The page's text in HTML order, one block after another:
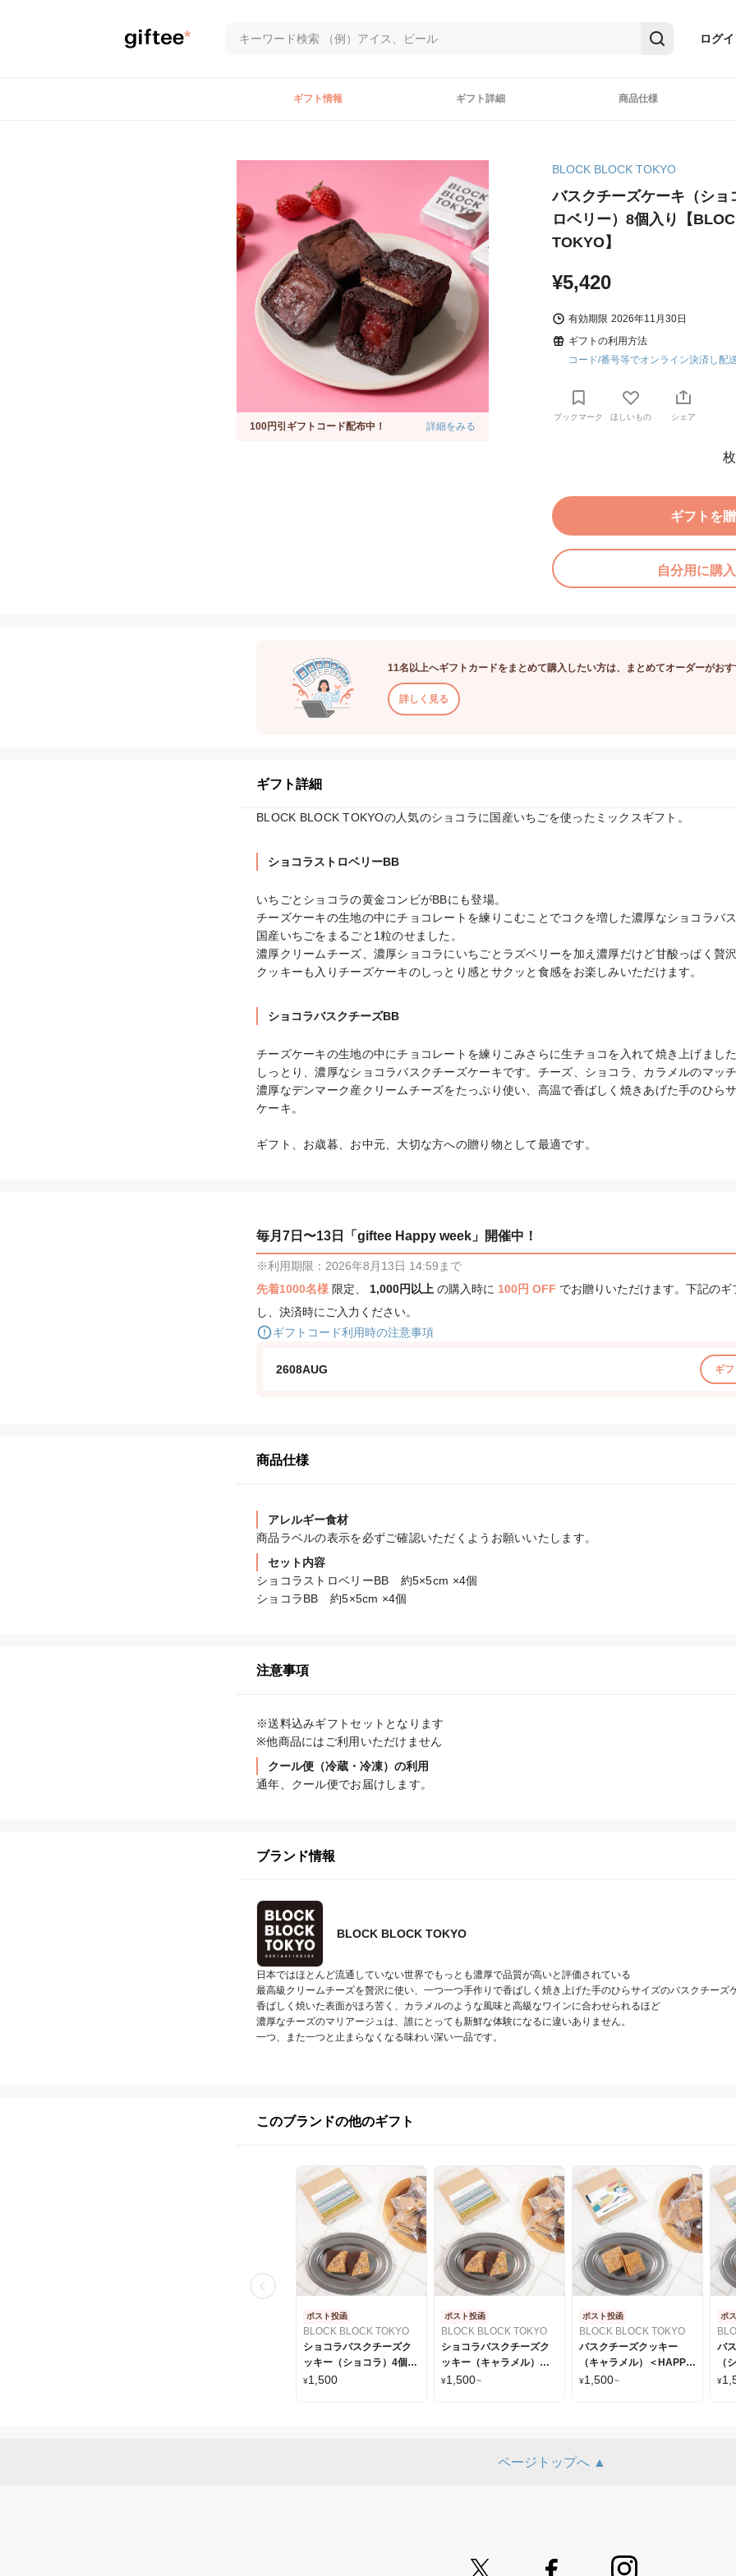
ログ
ギフト情報 ギフト詳細 商品仕様
100円引ギフトコード配布中！ 詳細をみる
BLOCK BLOCK TOKYO
バスクチーズケーキ（ショ
ロベリー）8個入り【
TOKYO】
¥5,420
有効期限 2026年11月30日
ギフトの利用方法
コード/番号等でオンライン決済し配
ブックマーク ほしいもの シェア
ギフトを
自分用に購
11名以上へギフトカードをまとめて購入したい方は、まとめてオーダーがおす
詳しく見る
ギフト詳細
BLOCK BLOCK TOKYOの人気のショコラに国産いちごを使ったミックスギフト。
ショコラストロベリーBB
いちごとショコラの黄金コンビがBBにも登場。
チーズケーキの生地の中にチョコレートを練りこむことでコクを増した濃厚なショコラバ
国産いちごをまるごと1粒のせました。
濃厚クリームチーズ、濃厚ショコラにいちごとラズベリーを加え濃厚だけど甘酸っぱく贅沢
クッキーも入りチーズケーキのしっとり感とサクッと食感をお楽しみいただけます。
ショコラバスクチーズBB
チーズケーキの生地の中にチョコレートを練りこみさらに生チョコを入れて焼き上げました
しっとり、濃厚なショコラバスクチーズケーキです。チーズ、ショコラ、カラメルのマッチ
濃厚なデンマーク産クリームチーズをたっぷり使い、高温で香ばしく焼きあげた手のひら
ケーキ。
ギフト、お歳暮、お中元、大切な方への贈り物として最適です。
毎月7日〜13日「giftee Happy week」開催中！
※利用期限：2026年8月13日 14:59まで
先着1000名様 限定、 1,000円以上 の購入時に 100円 OFF でお贈りいただけます。下記の
し、決済時にご入力ください。
ギフトコード利用時の注意事項
2608AUG ギ
商品仕様
アレルギー食材
商品ラベルの表示を必ずご確認いただくようお願いいたします。
セット内容
ショコラストロベリーBB　約5×5cm ×4個
ショコラBB　約5×5cm ×4個
注意事項
※送料込みギフトセットとなります
※他商品にはご利用いただけません
クール便（冷蔵・冷凍）の利用
通年、クール便でお届けします。
ブランド情報
BLOCK BLOCK TOKYO
日本ではほとんど流通していない世界でもっとも濃厚で品質が高いと評価されている
最高級クリームチーズを贅沢に使い、一つ一つ手作りで香ばしく焼き上げた手のひらサイズのバスクチーズ
香ばしく焼いた表面がほろ苦く、カラメルのような風味と高級なワインに合わせられるほど
濃厚なチーズのマリアージュは、誰にとっても新鮮な体験になるに違いありません。
一つ、また一つと止まらなくなる味わい深い一品です。
このブランドの他のギフト
ポスト投函
BLOCK BLOCK TOKYO
ショコラバスクチーズク
ッキー（ショコラ）4個入
＜GIFT FOR YOU シール
¥1,500
ポスト投函
BLOCK BLOCK TOKYO
ショコラバスクチーズク
ッキー（キャラメル）＜
GIFT FOR YOU シール付
¥1,500~
ポスト投函
BLOCK BLOCK TOKYO
バスクチーズクッキー
（キャラメル）＜HAPPY
BIRTHDAY シール付 ＞
¥1,500~
ポ
バ
（
¥
ページトップへ ▲